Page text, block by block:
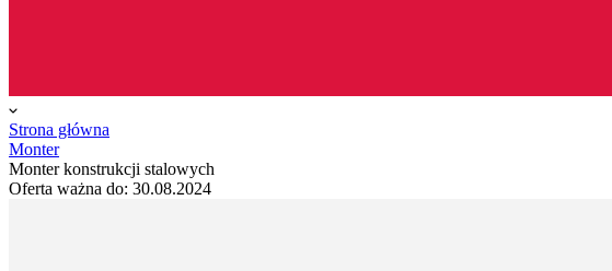
Strona główna
Monter
Monter konstrukcji stalowych
Oferta ważna do: 30.08.2024